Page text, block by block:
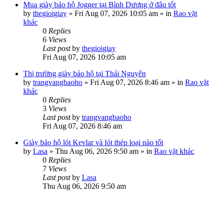
Mua giày bảo hộ Jogger tại Bình Dương ở đâu tốt
by thegioigiay » Fri Aug 07, 2026 10:05 am » in Rao vặt
khác
0 Replies
6 Views
Last postby thegioigiay
Fri Aug 07, 2026 10:05 am
Thị trường giày bảo hộ tại Thái Nguyên
by trangvangbaoho » Fri Aug 07, 2026 8:46 am » in Rao vặt
khác
0 Replies
3 Views
Last postby trangvangbaoho
Fri Aug 07, 2026 8:46 am
Giày bảo hộ lót Kevlar và lót thép loại nào tốt
by Lasa » Thu Aug 06, 2026 9:50 am » in Rao vặt khác
0 Replies
7 Views
Last postby Lasa
Thu Aug 06, 2026 9:50 am